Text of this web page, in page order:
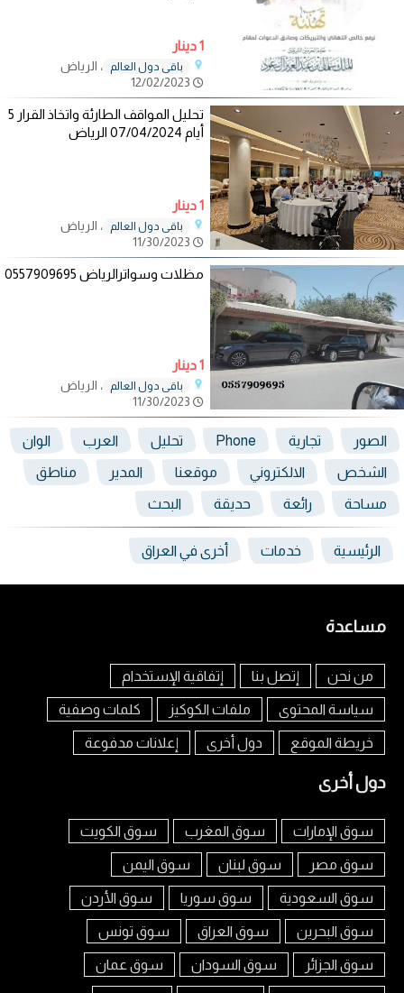
1 دينار
باقي دول العالم
، الرياض
تحليل المواقف الطارئة واتخاذ القرار 5
أيام 07/04/2024 الرياض
1 دينار
باقي دول العالم
، الرياض
مظلات وسواترالرياض 0557909695
1 دينار
باقي دول العالم
، الرياض
الصور تجارية Phone تحليل العرب الوان
الشخص الالكتروني موقعنا المدير مناطق
مساحة رائعة حديقة البحث
الرئيسية خدمات أخرى في العراق
مساعدة
من نحن إتصل بنا إتفاقية الإستخدام
سياسة المحتوى ملفات الكوكيز كلمات وصفية
خريطة الموقع دول أخرى إعلانات مدفوعة
دول أخرى
سوق الإمارات سوق المغرب سوق الكويت
سوق مصر سوق لبنان سوق اليمن
سوق السعودية سوق سوريا سوق الأردن
سوق البحرين سوق العراق سوق تونس
سوق الجزائر سوق السودان سوق عمان